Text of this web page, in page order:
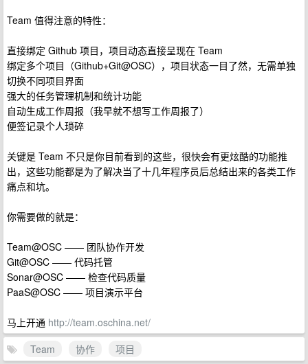
Team 值得注意的特性：
直接绑定 Github 项目，项目动态直接呈现在 Team
绑定多个项目（Github+Git@OSC），项目状态一目了然，无需单独
切换不同项目界面
强大的任务管理机制和统计功能
自动生成工作周报（我早就不想写工作周报了）
便签记录个人琐碎
关键是 Team 不只是你目前看到的这些，很快会有更炫酷的功能推
出，这些功能都是为了解决当了十几年程序员后总结出来的各类工作
痛点和坑。
你需要做的就是：
Team@OSC —— 团队协作开发
Git@OSC —— 代码托管
Sonar@OSC —— 检查代码质量
PaaS@OSC —— 项目演示平台
马上开通 http://team.oschina.net/
Team
协作
项目